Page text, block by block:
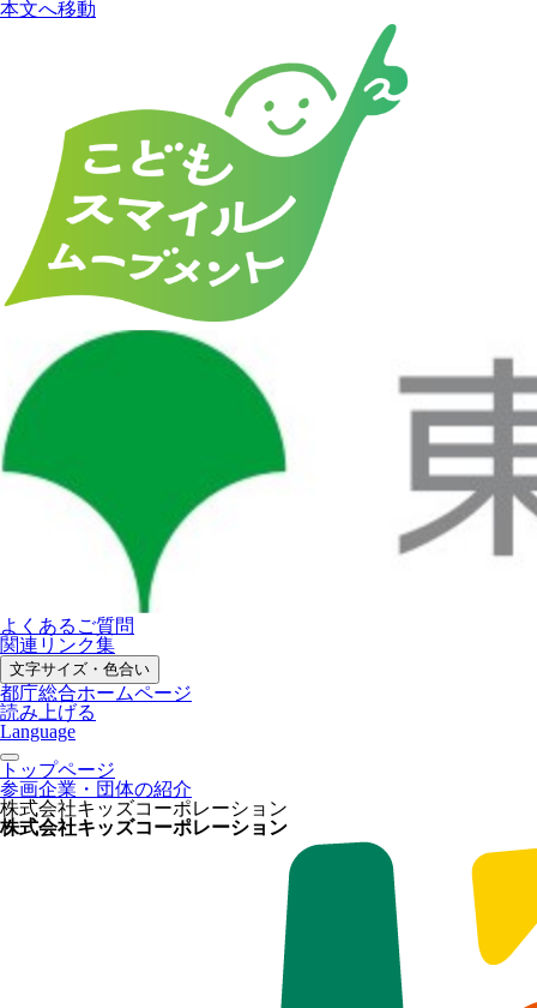
本文へ移動
よくあるご質問
関連リンク集
文字サイズ・色合い
都庁総合ホームページ
読み上げる
Language
トップページ
参画企業・団体の紹介
株式会社キッズコーポレーション
株式会社キッズコーポレーション